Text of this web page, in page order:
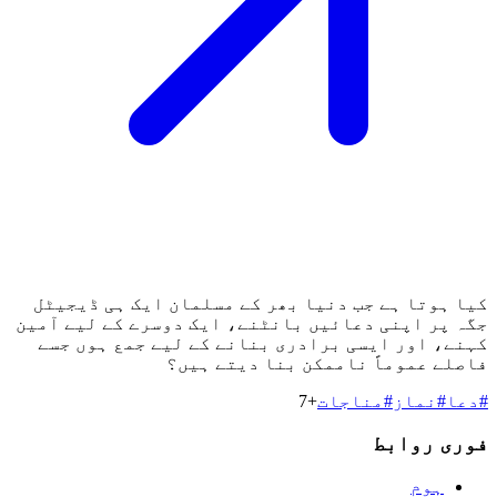
کیا ہوتا ہے جب دنیا بھر کے مسلمان ایک ہی ڈیجیٹل
جگہ پر اپنی دعائیں بانٹنے، ایک دوسرے کے لیے آمین
کہنے، اور ایسی برادری بنانے کے لیے جمع ہوں جسے
فاصلے عموماً ناممکن بنا دیتے ہیں؟
#دعا # نماز #مناجات+
7
فوری روابط
ہوم